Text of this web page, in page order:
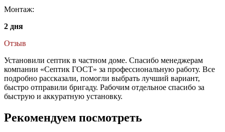
Монтаж:
2 дня
Отзыв
Установили септик в частном доме. Спасибо менеджерам
компании «Септик ГОСТ» за профессиональную работу. Все
подробно рассказали, помогли выбрать лучший вариант,
быстро отправили бригаду. Рабочим отдельное спасибо за
быструю и аккуратную установку.
Рекомендуем посмотреть